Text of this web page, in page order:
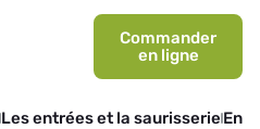
Commander
en ligne
Les entrées et la saurisserie